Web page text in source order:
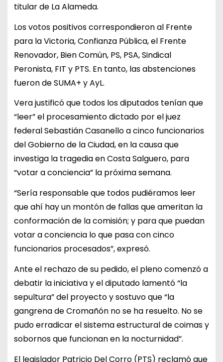
titular de La Alameda.
Los votos positivos correspondieron al Frente
para la Victoria, Confianza Pública, el Frente
Renovador, Bien Común, PS, PSA, Sindical
Peronista, FIT y PTS. En tanto, las abstenciones
fueron de SUMA+ y AyL.
Vera justificó que todos los diputados tenían que
“leer” el procesamiento dictado por el juez
federal Sebastián Casanello a cinco funcionarios
del Gobierno de la Ciudad, en la causa que
investiga la tragedia en Costa Salguero, para
“votar a conciencia” la próxima semana.
“Sería responsable que todos pudiéramos leer
que ahí hay un montón de fallas que ameritan la
conformación de la comisión; y para que puedan
votar a conciencia lo que pasa con cinco
funcionarios procesados”, expresó.
Ante el rechazo de su pedido, el pleno comenzó a
debatir la iniciativa y el diputado lamentó “la
sepultura” del proyecto y sostuvo que “la
gangrena de Cromañón no se ha resuelto. No se
pudo erradicar el sistema estructural de coimas y
sobornos que funcionan en la nocturnidad”.
El legislador Patricio Del Corro (PTS) reclamó que